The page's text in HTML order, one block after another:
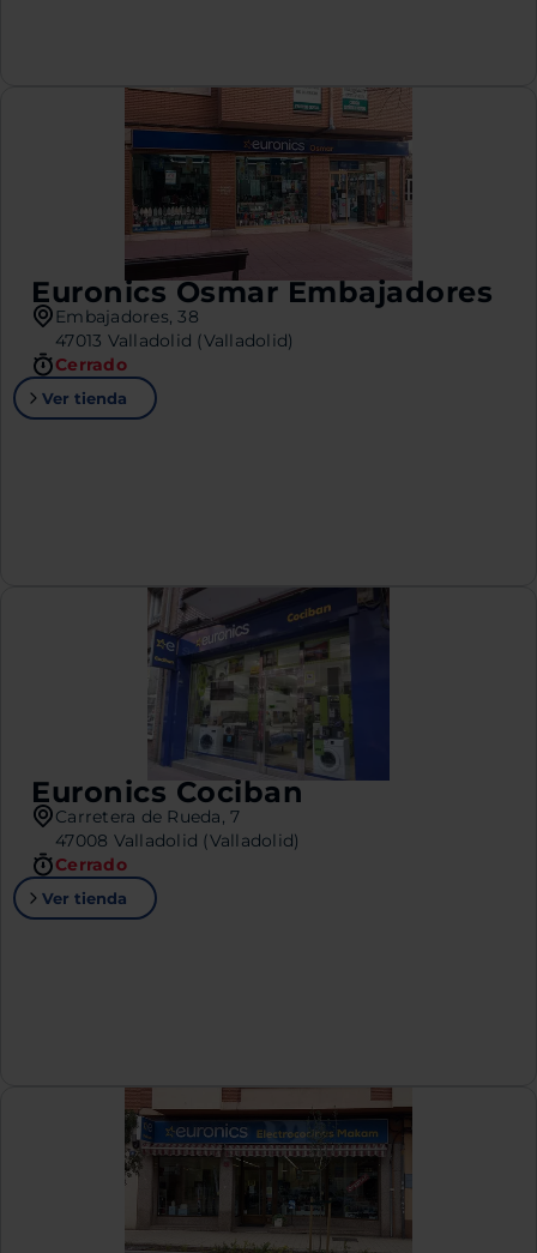
Euronics Osmar Embajadores
Embajadores, 38
47013 Valladolid (Valladolid)
Cerrado
Ver tienda
Euronics Cociban
Carretera de Rueda, 7
47008 Valladolid (Valladolid)
Cerrado
Ver tienda